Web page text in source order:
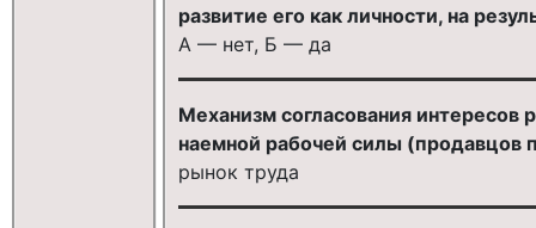
развитие его как личности, на
А — нет, Б — да
Механизм согласования интересов
наемной рабочей силы (продавцов
рынок труда